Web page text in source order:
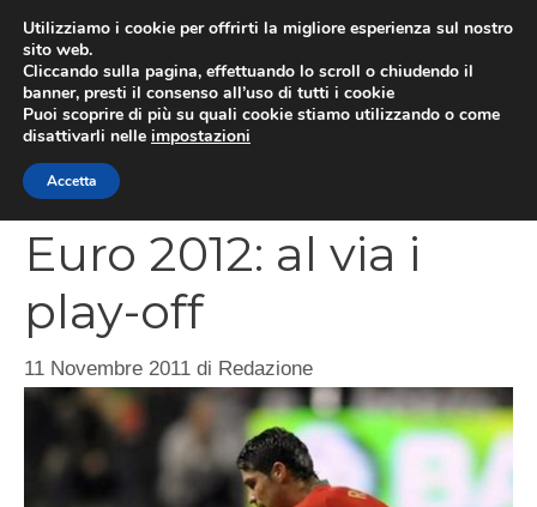
contenuto
Euro 2012: al via i
play-off
11 Novembre 2011 di Redazione
Utilizziamo i cookie per offrirti la migliore esperienza sul nostro
sito web.
Cliccando sulla pagina, effettuando lo scroll o chiudendo il
banner, presti il consenso all’uso di tutti i cookie
Puoi scoprire di più su quali cookie stiamo utilizzando o come
disattivarli nelle impostazioni
Accetta